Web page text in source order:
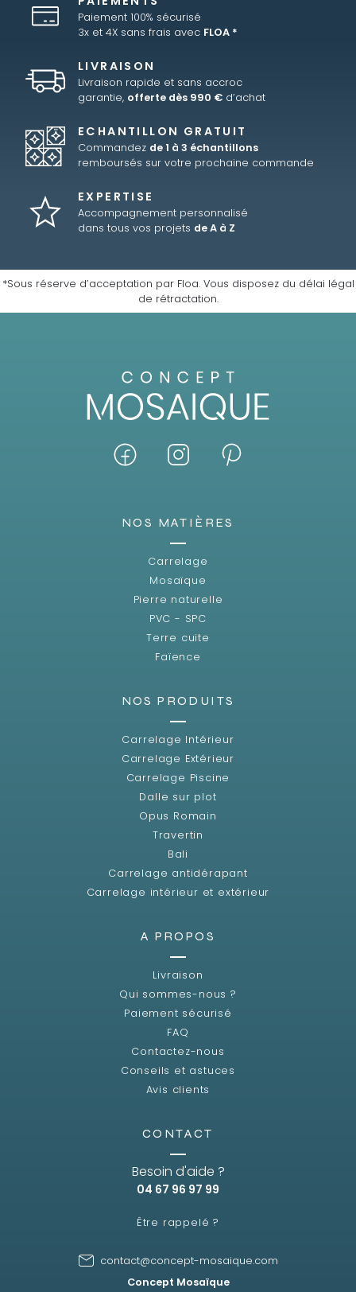
Paiement 100% sécurisé
3x et 4X sans frais avec FLOA *
LIVRAISON
Livraison rapide et sans accroc
garantie, offerte dès 990 € d’achat
ECHANTILLON GRATUIT
Commandez de 1 à 3 échantillons
remboursés sur votre prochaine commande
EXPERTISE
Accompagnement personnalisé
dans tous vos projets de A à Z
*Sous réserve d’acceptation par Floa. Vous disposez du délai légal
de rétractation.
NOS MATIÈRES
Carrelage
Mosaïque
Pierre naturelle
PVC - SPC
Terre cuite
Faïence
NOS PRODUITS
Carrelage Intérieur
Carrelage Extérieur
Carrelage Piscine
Dalle sur plot
Opus Romain
Travertin
Bali
Carrelage antidérapant
Carrelage intérieur et extérieur
A PROPOS
Livraison
Qui sommes-nous ?
Paiement sécurisé
FAQ
Contactez-nous
Conseils et astuces
Avis clients
CONTACT
Besoin d'aide ?
04 67 96 97 99
Être rappelé ?
contact@concept-mosaique.com
Concept Mosaïque